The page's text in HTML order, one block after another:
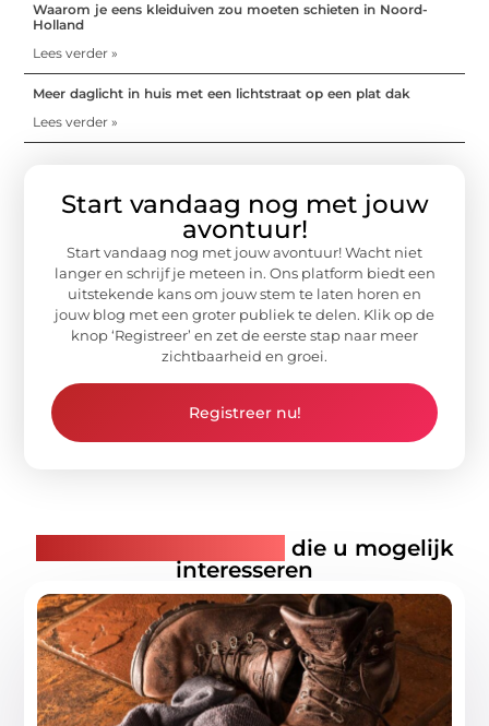
Waarom je eens kleiduiven zou moeten schieten in Noord-
Holland
Lees verder »
Meer daglicht in huis met een lichtstraat op een plat dak
Lees verder »
Start vandaag nog met jouw
avontuur!
Start vandaag nog met jouw avontuur! Wacht niet
langer en schrijf je meteen in. Ons platform biedt een
uitstekende kans om jouw stem te laten horen en
jouw blog met een groter publiek te delen. Klik op de
knop ‘Registreer’ en zet de eerste stap naar meer
zichtbaarheid en groei.
Registreer nu!
die u mogelijk
interesseren